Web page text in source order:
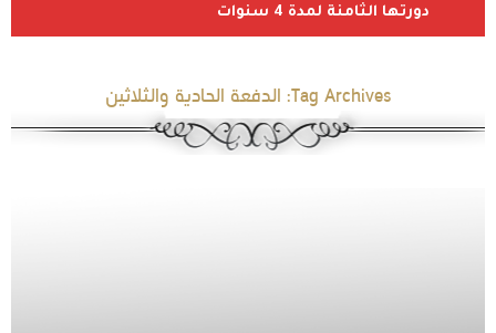
دورتها الثامنة لمدة 4 سنوات
Tag Archives: الدفعة الحادية والثلاثين